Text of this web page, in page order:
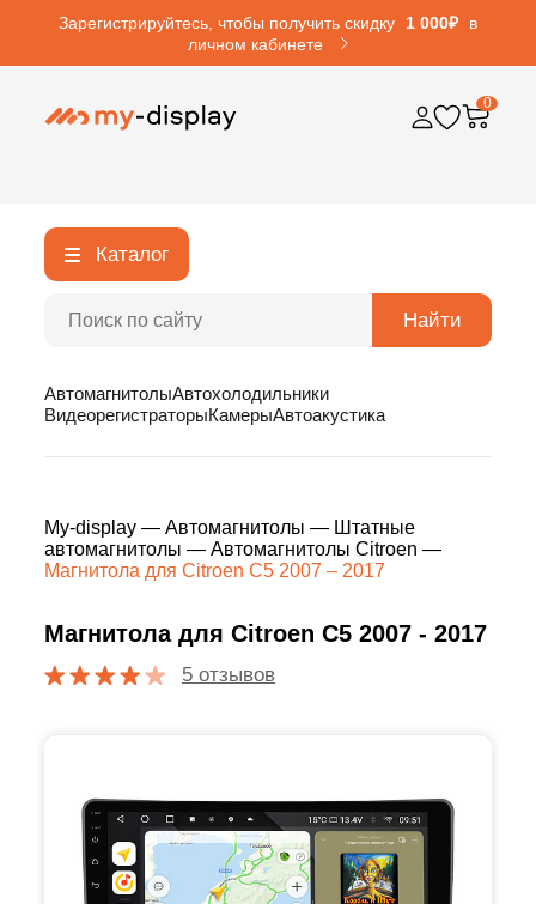
Зарегистрируйтесь, чтобы получить скидку 1 000₽
в
личном кабинете
0
Каталог
Найти
АвтомагнитолыАвтохолодильники
ВидеорегистраторыКамерыАвтоакустика
My-display — Автомагнитолы — Штатные
автомагнитолы — Автомагнитолы Citroen —
Магнитола для Citroen C5 2007 – 2017
Магнитола для Citroen C5 2007 - 2017
5 отзывов